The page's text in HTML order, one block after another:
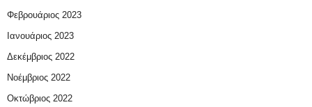
Φεβρουάριος 2023
Ιανουάριος 2023
Δεκέμβριος 2022
Νοέμβριος 2022
Οκτώβριος 2022